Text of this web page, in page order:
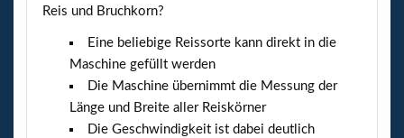
Reis und Bruchkorn?
Eine beliebige Reissorte kann direkt in die
Maschine gefüllt werden
Die Maschine übernimmt die Messung der
Länge und Breite aller Reiskörner
Die Geschwindigkeit ist dabei deutlich